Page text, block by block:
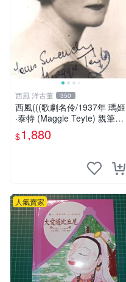
西風 洋古董 350
西風(((歌劇名伶/1937年 瑪姬
·泰特 (Maggie Teyte) 親筆簽
名 明信片 )))
$1,880
人氣賣家